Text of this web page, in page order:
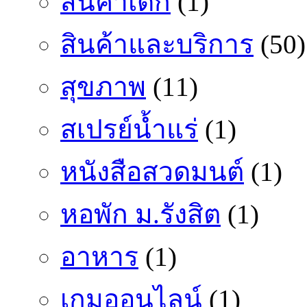
สินค้าและบริการ (50)
สุขภาพ (11)
สเปรย์น้ำแร่ (1)
หนังสือสวดมนต์ (1)
หอพัก ม.รังสิต (1)
อาหาร (1)
เกมออนไลน์ (1)